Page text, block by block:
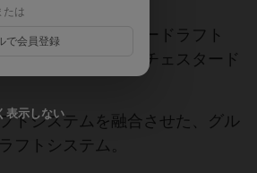
のようなブースタードラフト
プを」のようなロチェスタード
トシステムを融合させた、グル
フトシステム。
たは
で会員登録
表示しない